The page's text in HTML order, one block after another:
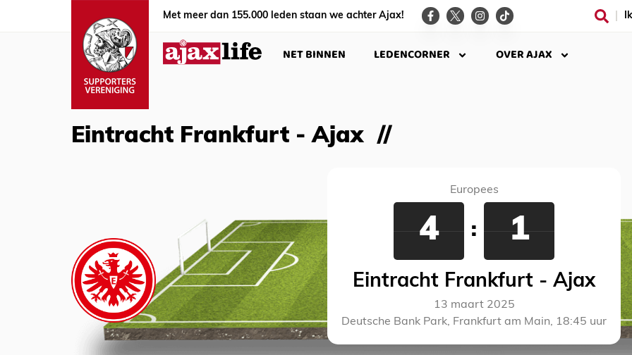
Met meer dan 155.000 leden staan we achter Ajax!
NET BINNEN LEDENCORNER OVER AJAX
Eintracht Frankfurt - Ajax
Europees
4 : 1
Eintracht Frankfurt - Ajax
13 maart 2025
Deutsche Bank Park, Frankfurt am Main, 18:45 uur